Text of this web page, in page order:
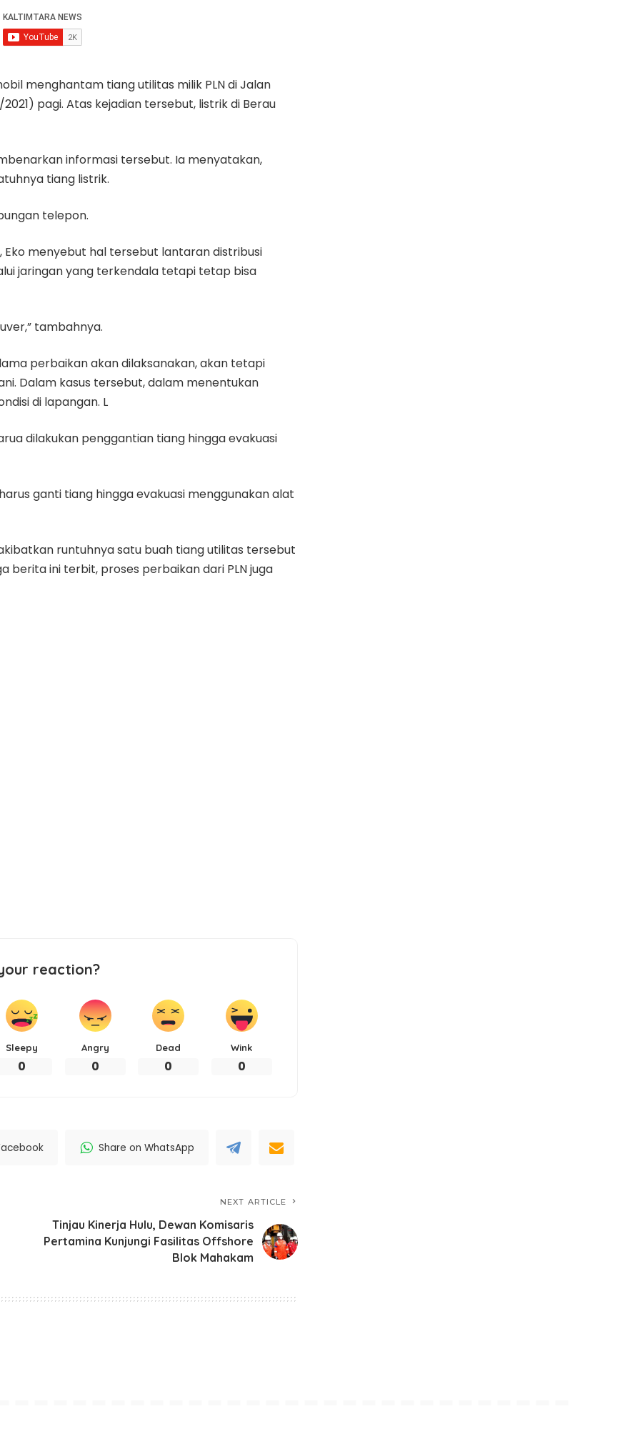
menghantam tiang utilitas milik PLN di Jalan
pagi. Atas kejadian tersebut, listrik di Berau
informasi tersebut. Ia menyatakan,
tiang listrik.
telepon.
menyebut hal tersebut lantaran distribusi
jaringan yang terkendala tetapi tetap bisa
tambahnya.
perbaikan akan dilaksanakan, akan tetapi
Dalam kasus tersebut, dalam menentukan
di lapangan. L
dilakukan penggantian tiang hingga evakuasi
ganti tiang hingga evakuasi menggunakan alat
runtuhnya satu buah tiang utilitas tersebut
berita ini terbit, proses perbaikan dari PLN juga
reaction?
Sleepy
0
Angry
0
Dead
0
Wink
0
Share on WhatsApp
NEXT ARTICLE
Tinjau Kinerja Hulu, Dewan Komisaris
Pertamina Kunjungi Fasilitas Offshore
Blok Mahakam